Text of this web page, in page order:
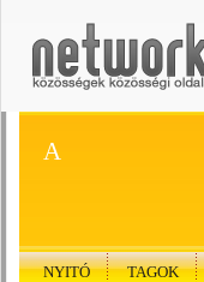
A
NYITÓ TAGOK